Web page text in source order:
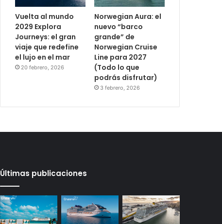
Vuelta al mundo
2029 Explora
Journeys: el gran
viaje que redefine
el lujo en el mar
20 febrero, 2026
Norwegian Aura: el
nuevo “barco
grande” de
Norwegian Cruise
Line para 2027
(Todo lo que
podrás disfrutar)
3 febrero, 2026
Últimas publicaciones